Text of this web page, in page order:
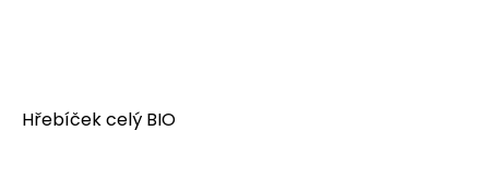
Hřebíček celý BIO